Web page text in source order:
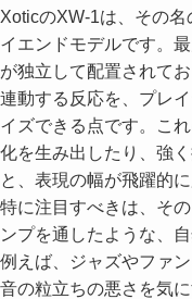
XoticのXW-1は、その
イエンドモデルです。
が独立して配置されて
連動する反応を、プレ
イズできる点です。こ
化を生み出したり、強
と、表現の幅が飛躍的に
特に注目すべきは、そ
ンプを通したような、
例えば、ジャズやファ
音の粒立ちの悪さを気